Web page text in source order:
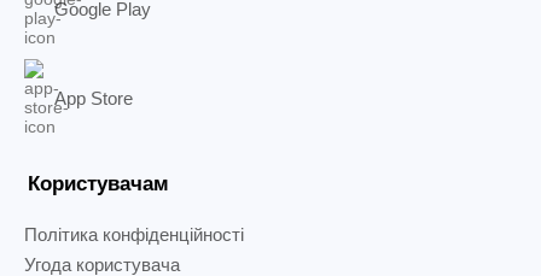
Google Play
App Store
Користувачам
Політика конфіденційності
Угода користувача